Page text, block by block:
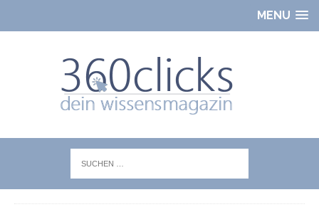
MENU